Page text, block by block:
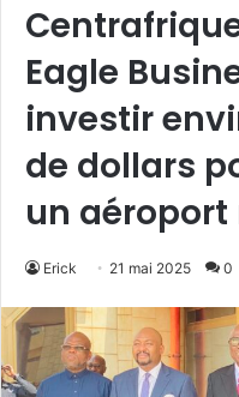
Eagle
investir
de dollars
un
Erick 21 mai 2025 0